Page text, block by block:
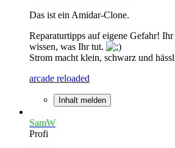
Das ist ein Amidar-Clone.
Reparaturtipps auf eigene Gefahr!
wissen, was Ihr tut.
Strom macht klein, schwarz und
arcade reloaded
Inhalt melden
SamW
Profi